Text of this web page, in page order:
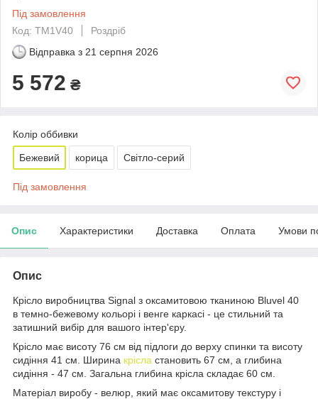
Під замовлення
Код: TM1V40
Роздріб
Відправка з 21 серпня 2026
5 572 ₴
Колір оббивки
Бежевий корица Світло-серий
Під замовлення
Опис Характеристики Доставка Оплата Умови
Опис
Крісло виробництва Signal з оксамитовою тканиною Bluvel 40
в темно-бежевому кольорі і венге каркасі - це стильний та
затишний вибір для вашого інтер'єру.
Крісло має висоту 76 см від підлоги до верху спинки та висоту
сидіння 41 см. Ширина крісла становить 67 см, а глибина
сидіння - 47 см. Загальна глибина крісла складає 60 см.
Матеріал виробу - велюр, який має оксамитову текстуру і